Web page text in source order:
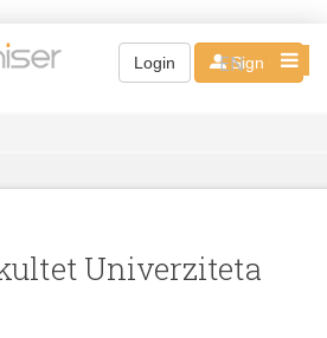
Login Sign up
EN
Univerziteta